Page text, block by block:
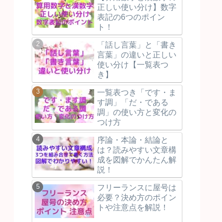
正しい使い分け】数字
表記の6つのポイン
ト！
「話し言葉」と「書き
言葉」の違いと正しい
使い分け【一覧表つ
き】
一覧表つき「です・ま
す調」「だ・である
調」の使い方と変化の
つけ方
序論・本論・結論と
は？読みやすい文章構
成を図解でかんたん解
説！
フリーランスに屋号は
必要？決め方のポイン
トや注意点を解説！